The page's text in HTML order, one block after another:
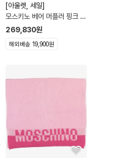
[아울렛, 세일]
모스키노 베어 머플러 핑크 목
도
269,830원
해외배송 19,900원